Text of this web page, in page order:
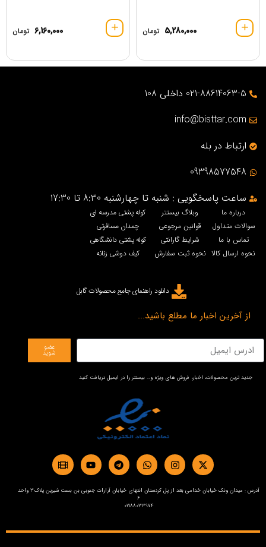
5,280,000 تومان 6,160,000 تومان
021-88614063-5 داخلی 108
info@bisttar.com
ارتباط در بله
09398577548
ساعت پاسخگویی : شنبه تا چهارشنبه 8:30 تا 17:30
درباره ما
سوالات متداول
تماس با ما
نحوه ارسال کالا
وبلاگ بیستتر
قوانین مرجوعی
شرایط گارانتی
نحوه ثبت سفارش
کوله پشتی مدرسه ای
چمدان مسافرتی
کوله پشتی دانشگاهی
کیف دوشی زنانه
دانلود راهنمای جامع محصولات گابل
از آخرین اخبار ما مطلع باشید...
عضو
شوید
جدید ترین محصولات، اخبار، فروش های ویژه و… بیستتر را در ایمیل دریافت کنید
آدرس : میدان ونک خیابان خدامی بعد از پل کردستان انتهای خیابان آرارات جنوبی بن بست شیرین پلاک3 واحد
6
02188033974